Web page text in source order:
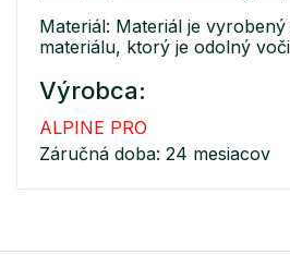
Materiál: Materiál je
materiálu, ktorý je odolný
Výrobca:
ALPINE PRO
Záručná doba: 24 mesiacov